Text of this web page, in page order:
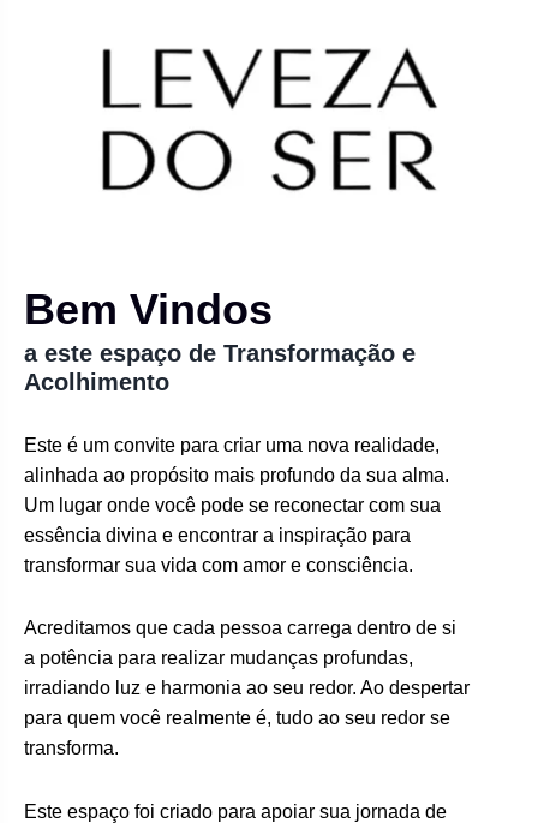
Bem Vindos
a este espaço de Transformação e
Acolhimento
Este é um convite para criar uma nova realidade,
alinhada ao propósito mais profundo da sua alma.
Um lugar onde você pode se reconectar com sua
essência divina e encontrar a inspiração para
transformar sua vida com amor e consciência.
Acreditamos que cada pessoa carrega dentro de si
a potência para realizar mudanças profundas,
irradiando luz e harmonia ao seu redor. Ao despertar
para quem você realmente é, tudo ao seu redor se
transforma.
Este espaço foi criado para apoiar sua jornada de